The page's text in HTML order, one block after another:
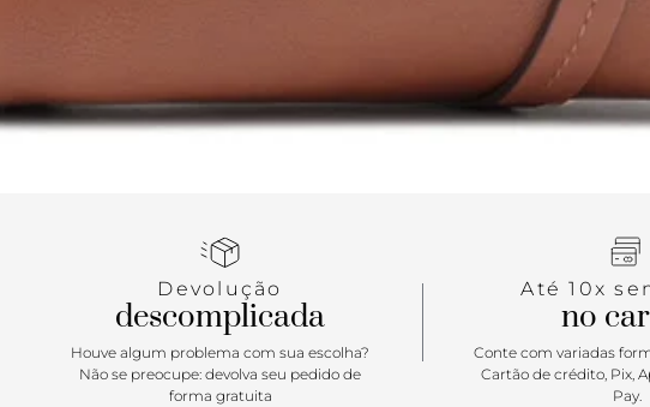
Devolução
descomplicada
Houve algum problema com sua escolha?
Não se preocupe: devolva seu pedido de
forma gratuita
Até 10x
no
Conte com variadas
Cartão de crédito, Pix,
Pay.